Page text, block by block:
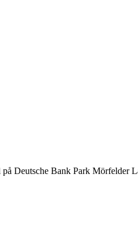
Deutsche Bank Park Mörfelder